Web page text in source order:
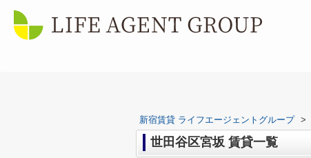
新宿賃貸 ライフエージェントグループ >
世田谷区宮坂 賃貸一覧